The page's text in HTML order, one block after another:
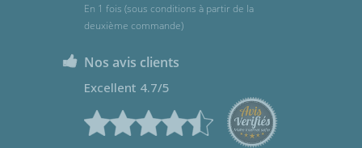
En 1 fois (sous conditions à partir de la
deuxième commande)
Nos avis clients
Excellent 4.7/5